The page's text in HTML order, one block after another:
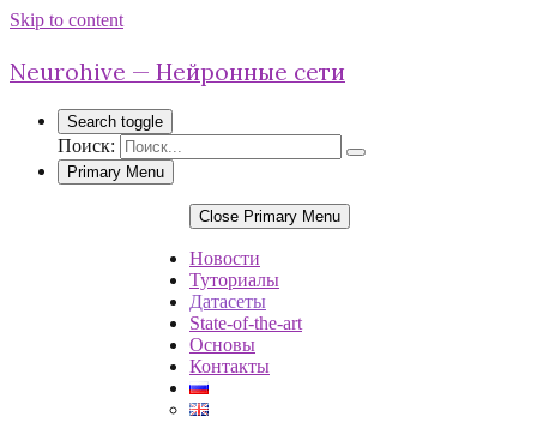
Skip to content
Neurohive — Нейронные сети
Search toggle
Поиск:
Primary Menu
Close Primary Menu
Новости
Туториалы
Датасеты
State-of-the-art
Основы
Контакты